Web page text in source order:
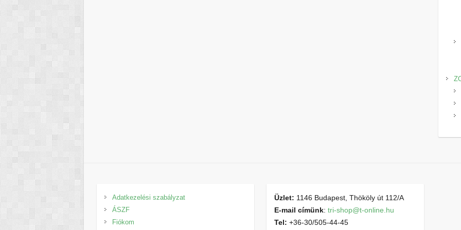
Adatkezelési szabályzat
ÁSZF
Fiókom
Üzlet: 1146 Budapest, Thököly út 112/A
E-mail címünk:tri-shop@t-online.hu
Tel: +36-30/505-44-45